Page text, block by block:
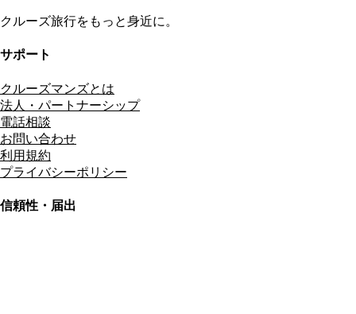
クルーズ旅行をもっと身近に。
サポート
クルーズマンズとは
法人・パートナーシップ
電話相談
お問い合わせ
利用規約
プライバシーポリシー
信頼性・届出